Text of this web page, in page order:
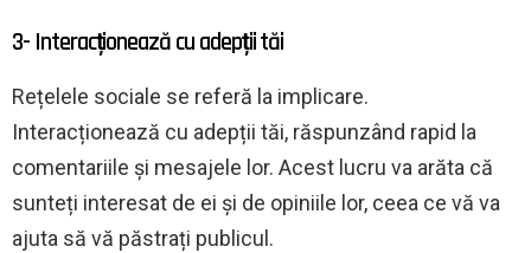
3- Interacționează cu adepții tăi
Rețelele sociale se referă la implicare.
Interacționează cu adepții tăi, răspunzând rapid la
comentariile și mesajele lor. Acest lucru va arăta că
sunteți interesat de ei și de opiniile lor, ceea ce vă va
ajuta să vă păstrați publicul.